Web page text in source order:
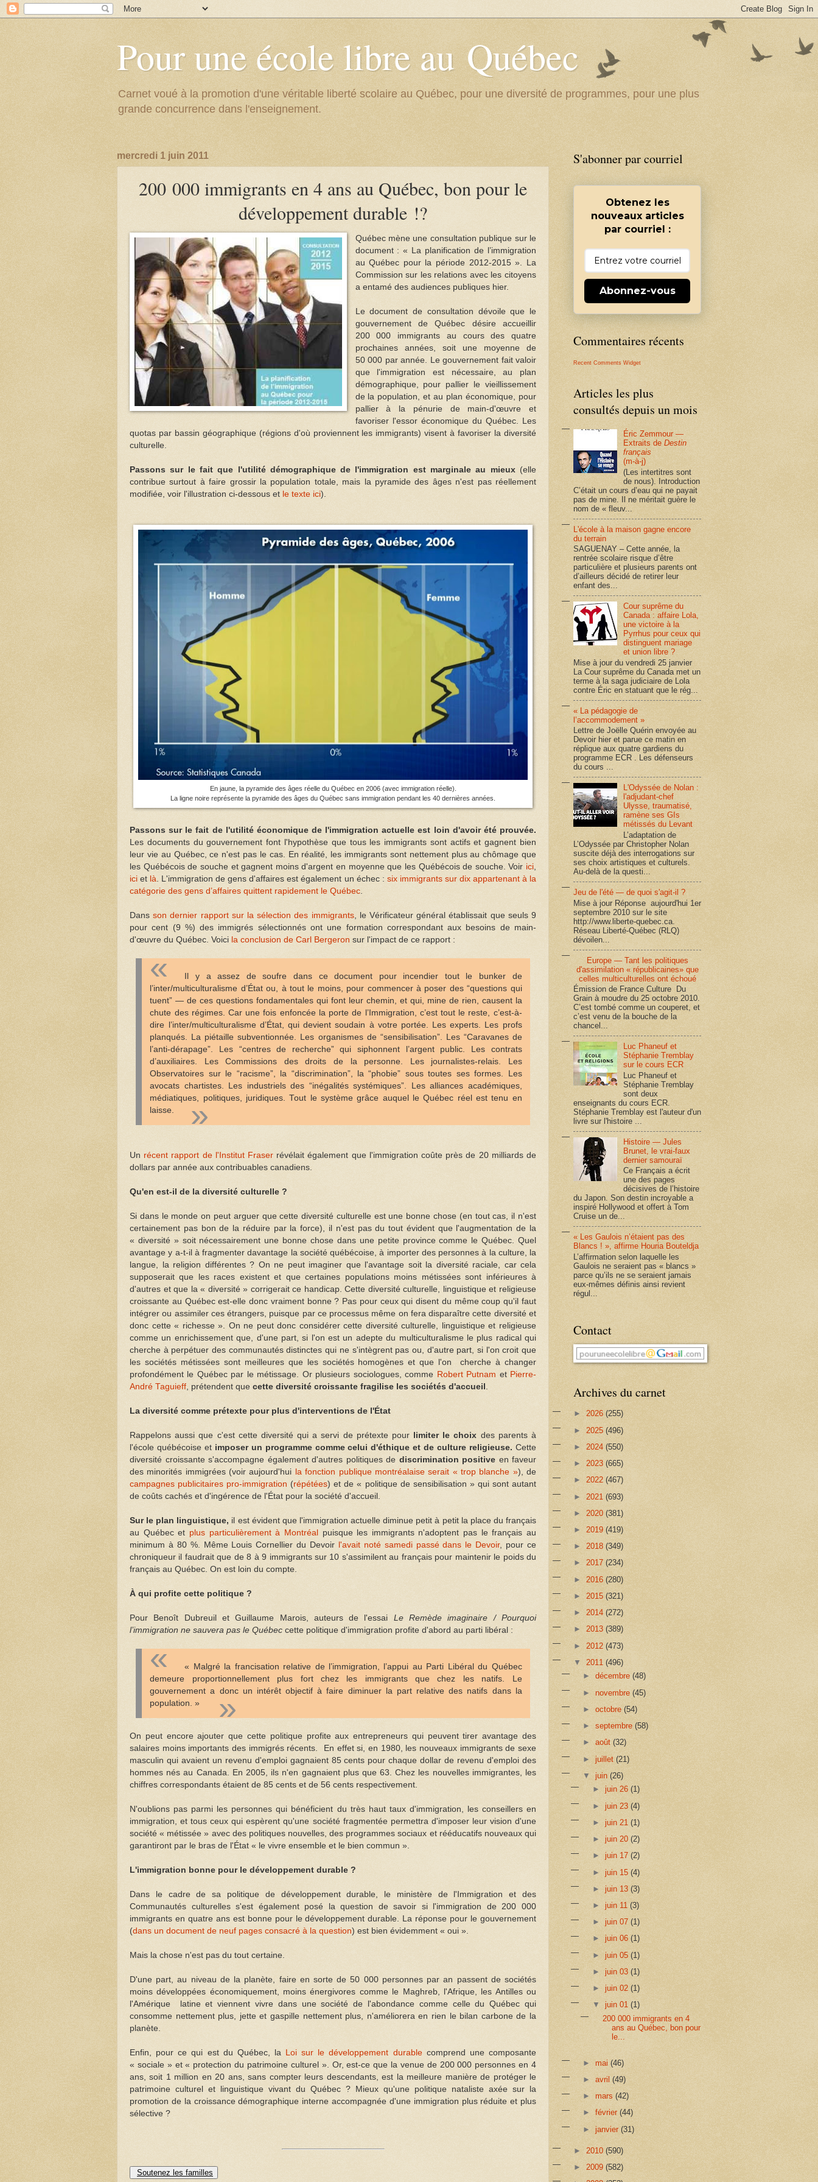
Pour une école libre au Québec
Carnet voué à la promotion d'une véritable liberté scolaire au Québec, pour une diversité de programmes, pour une plus
grande concurrence dans l'enseignement.
mercredi 1 juin 2011
200 000 immigrants en 4 ans au Québec, bon pour le
développement durable !?
Québec mène une consultation publique sur le
document : « La planification de l’immigration
au Québec pour la période 2012-2015 ». La
Commission sur les relations avec les citoyens
a entamé des audiences publiques hier.
Le document de consultation dévoile que le
gouvernement de Québec désire accueillir
200 000 immigrants au cours des quatre
prochaines années, soit une moyenne de
50 000 par année. Le gouvernement fait valoir
que l'immigration est nécessaire, au plan
démographique, pour pallier le vieillissement
de la population, et au plan économique, pour
pallier à la pénurie de main-d'œuvre et
favoriser l'essor économique du Québec. Les
quotas par bassin géographique (régions d'où proviennent les immigrants) visent à favoriser la diversité
culturelle.
Passons sur le fait que l'utilité démographique de l'immigration est marginale au mieux(elle
contribue surtout à faire grossir la population totale, mais la pyramide des âges n'est pas réellement
modifiée, voir l'illustration ci-dessous et le texte ici).
En jaune, la pyramide des âges réelle du Québec en 2006 (avec immigration réelle).
La ligne noire représente la pyramide des âges du Québec sans immigration pendant les 40 dernières années.
Passons sur le fait de l'utilité économique de l'immigration actuelle est loin d'avoir été prouvée.
Les documents du gouvernement font l'hypothèse que tous les immigrants sont actifs et gagnent bien
leur vie au Québec, ce n'est pas le cas. En réalité, les immigrants sont nettement plus au chômage que
les Québécois de souche et gagnent moins d'argent en moyenne que les Québécois de souche. Voir ici
ici et là . L'immigration de gens d'affaires est également un échec : six immigrants sur dix appartenant à la
catégorie des gens d’affaires quittent rapidement le Québec
Dansson dernier rapport sur la sélection des immigrants, le Vérificateur général établissait que seuls 9
pour cent (9 %) des immigrés sélectionnés ont une formation correspondant aux besoins de main-
d'œuvre du Québec. Voici la conclusion de Carl Bergeron sur l'impact de ce rapport :
Il y a assez de soufre dans ce document pour incendier tout le bunker de
l’inter/multiculturalisme d’État ou, à tout le moins, pour commencer à poser des “questions qui
tuent” — de ces questions fondamentales qui font leur chemin, et qui, mine de rien, causent la
chute des régimes. Car une fois enfoncée la porte de l’Immigration, c’est tout le reste, c’est-à-
dire l’inter/multiculturalisme d’État, qui devient soudain à votre portée. Les experts. Les profs
planqués. La piétaille subventionnée. Les organismes de “sensibilisation”. Les “Caravanes de
l’anti-dérapage”. Les “centres de recherche” qui siphonnent l’argent public. Les contrats
d’auxiliaires. Les Commissions des droits de la personne. Les journalistes-relais. Les
Observatoires sur le “racisme”, la “discrimination”, la “phobie” sous toutes ses formes. Les
avocats chartistes. Les industriels des “inégalités systémiques”. Les alliances académiques,
médiatiques, politiques, juridiques. Tout le système grâce auquel le Québec réel est tenu en
laisse.
Un récent rapport de l'Institut Fraser révélait également que l'immigration coûte près de 20 milliards de
dollars par année aux contribuables canadiens.
Qu'en est-il de la diversité culturelle ?
Si dans le monde on peut arguer que cette diversité culturelle est une bonne chose (en tout cas, il n'est
certainement pas bon de la réduire par la force), il n'est pas du tout évident que l'augmentation de la
« diversité » soit nécessairement une bonne chose dans une petite province comme le Québec. Quel
avantage y a-t-il à fragmenter davantage la société québécoise, à importer des personnes à la culture, la
langue, la religion différentes ? On ne peut imaginer que l'avantage soit la diversité raciale, car cela
supposerait que les races existent et que certaines populations moins métissées sont inférieures à
d'autres et que la « diversité » corrigerait ce handicap. Cette diversité culturelle, linguistique et religieuse
croissante au Québec est-elle donc vraiment bonne ? Pas pour ceux qui disent du même coup qu'il faut
intégrer ou assimiler ces étrangers, puisque par ce processus même on fera disparaître cette diversité et
donc cette « richesse ». On ne peut donc considérer cette diversité culturelle, linguistique et religieuse
comme un enrichissement que, d'une part, si l'on est un adepte du multiculturalisme le plus radical qui
cherche à perpétuer des communautés distinctes qui ne s'intègrent pas ou, d'autre part, si l'on croit que
les sociétés métissées sont meilleures que les sociétés homogènes et que l'on cherche à changer
profondément le Québec par le métissage. Or plusieurs sociologues, comme Robert Putnam et Pierre-
André Taguieff , prétendent que cette diversité croissante fragilise les sociétés d'accueil
La diversité comme prétexte pour plus d'interventions de l'État
Rappelons aussi que c'est cette diversité qui a servi de prétexte pour limiter le choix des parents à
l'école québécoise et imposer un programme comme celui d'éthique et de culture religieuse. Cette
diversité croissante s'accompagne également d'autres politiques de discrimination positive en faveur
des minorités immigrées (voir aujourd'hui la fonction publique montréalaise serait « trop blanche »), de
campagnes publicitaires pro-immigration (répétées) et de « politique de sensibilisation » qui sont autant
de coûts cachés et d'ingérence de l'État pour la société d'accueil.
Sur le plan linguistique, il est évident que l'immigration actuelle diminue petit à petit la place du français
au Québec et plus particulièrement à Montréal
puisque les immigrants n'adoptent pas le français au
minimum à 80 %. Même Louis Cornellier du Devoir l'avait noté samedi passé dans le Devoir, pour ce
chroniqueur il faudrait que de 8 à 9 immigrants sur 10 s'assimilent au français pour maintenir le poids du
français au Québec. On est loin du compte.
À qui profite cette politique ?
Pour Benoît Dubreuil et Guillaume Marois, auteurs de l'essai Le Remède imaginaire / Pourquoi
l’immigration ne sauvera pas le Québec cette politique d'immigration profite d'abord au parti libéral :
« Malgré la francisation relative de l’immigration, l’appui au Parti Libéral du Québec
demeure proportionnellement plus fort chez les immigrants que chez les natifs. Le
gouvernement a donc un intérêt objectif à faire diminuer la part relative des natifs dans la
population. »
On peut encore ajouter que cette politique profite aux entrepreneurs qui peuvent tirer avantage des
salaires moins importants des immigrés récents. En effet si, en 1980, les nouveaux immigrants de sexe
masculin qui avaient un revenu d'emploi gagnaient 85 cents pour chaque dollar de revenu d'emploi des
hommes nés au Canada. En 2005, ils n'en gagnaient plus que 63. Chez les nouvelles immigrantes, les
chiffres correspondants étaient de 85 cents et de 56 cents respectivement.
N'oublions pas parmi les personnes qui bénéficient du très haut taux d'immigration, les conseillers en
immigration, et tous ceux qui espèrent qu'une société fragmentée permettra d'imposer leur vision d'une
société « métissée » avec des politiques nouvelles, des programmes sociaux et rééducatifs nouveaux qui
garantiront par le bras de l'État « le vivre ensemble et le bien commun ».
L'immigration bonne pour le développement durable ?
Dans le cadre de sa politique de développement durable, le ministère de l'Immigration et des
Communautés culturelles s'est également posé la question de savoir si l'immigration de 200 000
immigrants en quatre ans est bonne pour le développement durable. La réponse pour le gouvernement
(dans un document de neuf pages consacré à la question) est bien évidemment « oui ».
Mais la chose n'est pas du tout certaine.
D'une part, au niveau de la planète, faire en sorte de 50 000 personnes par an passent de sociétés
moins développées économiquement, moins énergivores comme le Maghreb, l'Afrique, les Antilles ou
l'Amérique latine et viennent vivre dans une société de l'abondance comme celle du Québec qui
consomme nettement plus, jette et gaspille nettement plus, n'améliorera en rien le bilan carbone de la
planète.
Enfin, pour ce qui est du Québec, la Loi sur le développement durablecomprend une composante
« sociale » et « protection du patrimoine culturel ». Or, est-ce que la venue de 200 000 personnes en 4
ans, soit 1 million en 20 ans, sans compter leurs descendants, est la meilleure manière de protéger le
patrimoine culturel et linguistique vivant du Québec ? Mieux qu'une politique nataliste axée sur la
promotion de la croissance démographique interne accompagnée d'une immigration plus réduite et plus
sélective ?
Soutenez les familles
S'abonner par courriel
Obtenez les
nouveaux articles
par courriel :
Abonnez-vous
Commentaires récents
Recent Comments Widget
Articles les plus
consultés depuis un mois
Éric Zemmour —
Extraits deDestin
français
(m-à-j)
(Les intertitres sont
de nous). Introduction
C’était un cours d’eau qui ne payait
pas de mine. Il ne méritait guère le
nom de « fleuv...
L'école à la maison gagne encore
du terrain
SAGUENAY – Cette année, la
rentrée scolaire risque d’être
particulière et plusieurs parents ont
d’ailleurs décidé de retirer leur
enfant des...
Cour suprême du
Canada : affaire Lola,
une victoire à la
Pyrrhus pour ceux qui
distinguent mariage
et union libre ?
Mise à jour du vendredi 25 janvier
La Cour suprême du Canada met un
terme à la saga judiciaire de Lola
contre Éric en statuant que le rég...
« La pédagogie de
l’accommodement »
Lettre de Joëlle Quérin envoyée au
Devoir hier et parue ce matin en
réplique aux quatre gardiens du
programme ECR . Les défenseurs
du cours ...
L'Odyssée de Nolan :
l'adjudant-chef
Ulysse, traumatisé,
ramène ses GIs
métissés du Levant
L’adaptation de
L’Odyssée par Christopher Nolan
suscite déjà des interrogations sur
ses choix artistiques et culturels.
Au-delà de la questi...
Jeu de l'été — de quoi s'agit-il ?
Mise à jour Réponse aujourd'hui 1er
septembre 2010 sur le site
http://www.liberte-quebec.ca.
Réseau Liberté-Québec (RLQ)
dévoilen...
Europe — Tant les politiques
d'assimilation « républicaines» que
celles multiculturelles ont échoué
Émission de France Culture Du
Grain à moudre du 25 octobre 2010.
C’est tombé comme un couperet, et
c’est venu de la bouche de la
chancel...
Luc Phaneuf et
Stéphanie Tremblay
sur le cours ECR
Luc Phaneuf et
Stéphanie Tremblay
sont deux
enseignants du cours ECR.
Stéphanie Tremblay est l'auteur d'un
livre sur l'histoire ...
Histoire — Jules
Brunet, le vrai-faux
dernier samouraï
Ce Français a écrit
une des pages
décisives de l’histoire
du Japon. Son destin incroyable a
inspiré Hollywood et offert à Tom
Cruise un de...
« Les Gaulois n’étaient pas des
Blancs ! », affirme Houria Bouteldja
L’affirmation selon laquelle les
Gaulois ne seraient pas « blancs »
parce qu’ils ne se seraient jamais
eux-mêmes définis ainsi revient
régul...
Contact
Archives du carnet
► 2026 (255)
► 2025 (496)
► 2024 (550)
► 2023 (665)
► 2022 (467)
► 2021 (693)
► 2020 (381)
► 2019 (419)
► 2018 (349)
► 2017 (234)
► 2016 (280)
► 2015 (321)
► 2014 (272)
► 2013 (389)
► 2012 (473)
▼ 2011 (496)
►décembre(48)
►novembre(45)
►octobre(54)
►septembre(58)
►août(32)
► juillet(21)
▼juin(26)
► juin 26 (1)
► juin 23 (4)
► juin 21 (1)
► juin 20 (2)
► juin 17 (2)
► juin 15 (4)
► juin 13 (3)
► juin 11 (3)
► juin 07 (1)
► juin 06 (1)
► juin 05 (1)
► juin 03 (1)
► juin 02 (1)
▼ juin 01 (1)
200 000 immigrants en 4
ans au Québec, bon pour
le...
► mai(46)
►avril(49)
► mars(42)
►février(44)
►janvier(31)
► 2010 (590)
► 2009 (582)